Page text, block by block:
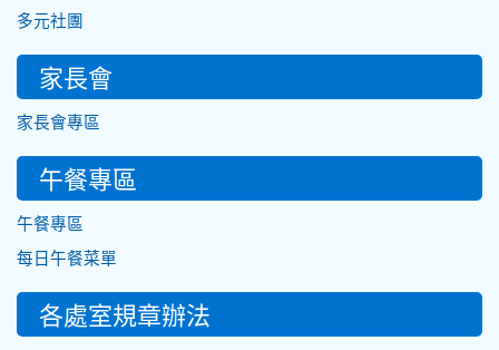
多元社團
家長會
家長會專區
午餐專區
午餐專區
每日午餐菜單
各處室規章辦法